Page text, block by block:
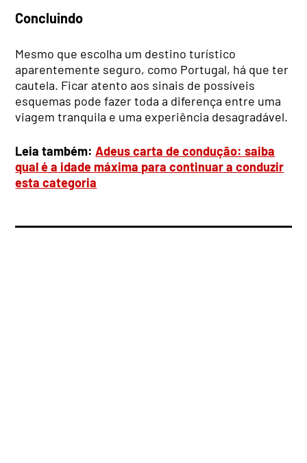
Concluindo
Mesmo que escolha um destino turístico
aparentemente seguro, como Portugal, há que ter
cautela. Ficar atento aos sinais de possíveis
esquemas pode fazer toda a diferença entre uma
viagem tranquila e uma experiência desagradável.
Leia também:Adeus carta de condução: saiba
qual é a idade máxima para continuar a conduzir
esta categoria